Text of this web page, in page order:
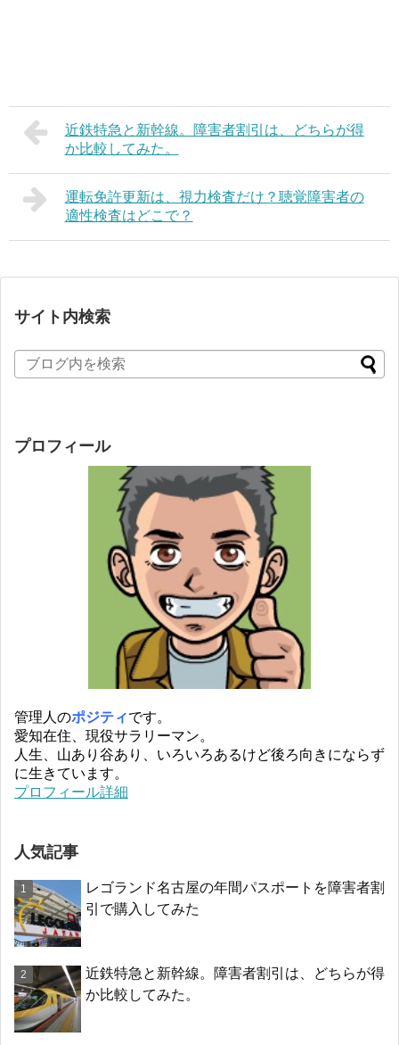
近鉄特急と新幹線。障害者割引は、どちらが得
か比較してみた。
運転免許更新は、視力検査だけ？聴覚障害者の
適性検査はどこで？
サイト内検索
プロフィール
管理人のポジティです。
愛知在住、現役サラリーマン。
人生、山あり谷あり、いろいろあるけど後ろ向きにならず
に生きています。
プロフィール詳細
人気記事
レゴランド名古屋の年間パスポートを障害者割
引で購入してみた
近鉄特急と新幹線。障害者割引は、どちらが得
か比較してみた。